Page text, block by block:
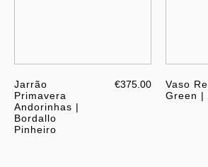
Jarrão
Primavera
Andorinhas |
Bordallo
Pinheiro
€375.00
Vaso
Green |